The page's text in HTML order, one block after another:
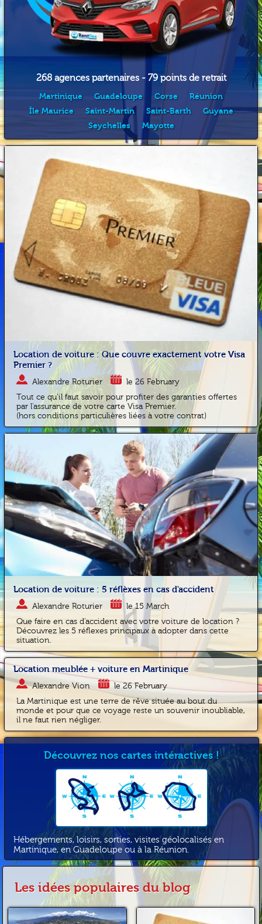
268 agences partenaires - 79 points de retrait
Martinique Guadeloupe Corse
Réunion
Île Maurice
Saint-Martin Saint-Barth
Guyane
Seychelles
Mayotte
Location de voiture : Que couvre exactement votre Visa
Premier ?
Alexandre Roturier
le 26 February
Tout ce qu'il faut savoir pour profiter des garanties offertes
par l'assurance de votre carte Visa Premier.
(hors conditions particulières liées à votre contrat)
Location de voiture : 5 réflèxes en cas d'accident
Alexandre Roturier
le 15 March
Que faire en cas d'accident avec votre voiture de location ?
Découvrez les 5 réflexes principaux à adopter dans cette
situation.
Location meublée + voiture en Martinique
Alexandre Vion
le 26 February
La Martinique est une terre de rêve située au bout du
monde et pour que ce voyage reste un souvenir inoubliable,
il ne faut rien négliger.
Découvrez nos cartes intéractives !
Hébergements, loisirs, sorties, visites géolocalisés en
Martinique, en Guadeloupe ou à la Réunion.
Les idées populaires du blog